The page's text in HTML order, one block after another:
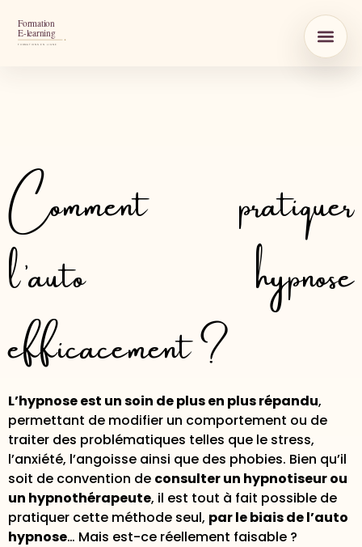
Comment pratiquer
l’auto hypnose
efficacement ?
L’hypnose est un soin de plus en plus répandu,
permettant de modifier un comportement ou de
traiter des problématiques telles que le stress,
l’anxiété, l’angoisse ainsi que des phobies. Bien qu’il
soit de convention de consulter un hypnotiseur ou
un hypnothérapeute, il est tout à fait possible de
pratiquer cette méthode seul, par le biais de l’auto
hypnose… Mais est-ce réellement faisable ?